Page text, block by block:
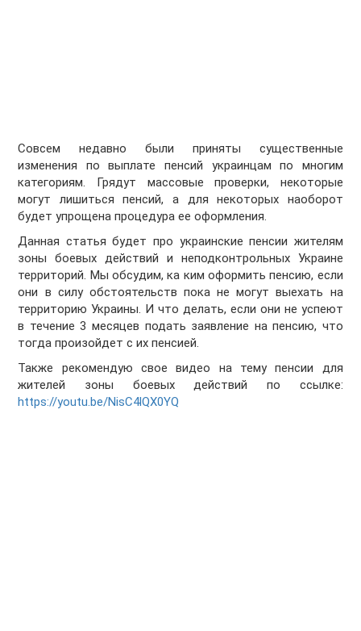
Совсем недавно были приняты существенные
изменения по выплате пенсий украинцам по многим
категориям. Грядут массовые проверки, некоторые
могут лишиться пенсий, а для некоторых наоборот
будет упрощена процедура ее оформления.
Данная статья будет про украинские пенсии жителям
зоны боевых действий и неподконтрольных Украине
территорий. Мы обсудим, ка ким оформить пенсию, если
они в силу обстоятельств пока не могут выехать на
территорию Украины. И что делать, если они не успеют
в течение 3 месяцев подать заявление на пенсию, что
тогда произойдет с их пенсией.
Также рекомендую свое видео на тему пенсии для
жителей зоны боевых действий по ссылке:
https://youtu.be/NisC4lQX0YQ